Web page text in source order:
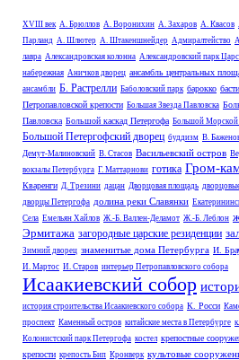
XVIII век А. Брюллов А. Воронихин А. Захаров А. Квасов
Парланд А. Шлютер А. Штакеншнейдер Адмиралтейство
лавра Александровская колонна Александровский парк
набережная Аничков дворец ансамбль центральных
ансамбли Б. Растрелли Баболовский парк барокко
Петропавловской крепости Большая Звезда Павловска
Павловска Большой каскад Петергофа Большой Морской
Большой Петергофский дворец буддизм В.
Демут-Малиновский В. Стасов Васильевский остров
вокзалы Петербурга Г. Маттарнови готика Гром-
Кваренги Д. Трезини дацан Дворцовая площадь
дворцы Петергофа долина реки Славянки
Села Емельян Хайлов Ж.-Б. Валлен-Деламот Ж.-Б. Леблон
Эрмитажа загородные царские резиденции
Зимний дворец знаменитые дома Петербурга И.
И. Мартос И. Старов интерьер Петропавловского собора
Исаакиевский собор
история строительства Исаакиевского собора К. Росси
проспект Каменный остров китайские места в Петербурге
Колонистский парк Петергофа костел крепостные
крепости крепость Бип Кронверк культовые